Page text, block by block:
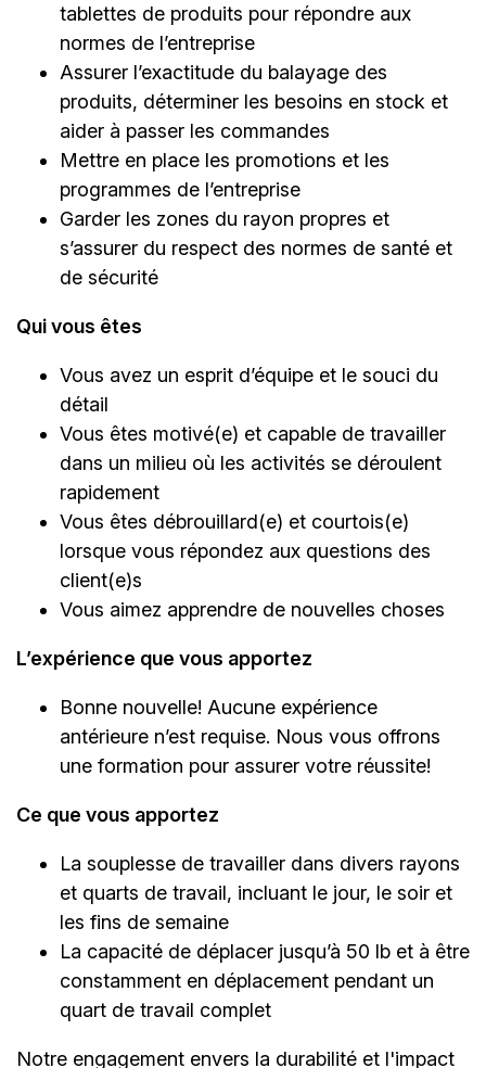
tablettes de produits pour répondre aux
normes de l’entreprise
Assurer l’exactitude du balayage des
produits, déterminer les besoins en stock et
aider à passer les commandes
Mettre en place les promotions et les
programmes de l’entreprise
Garder les zones du rayon propres et
s’assurer du respect des normes de santé et
de sécurité
Qui vous êtes
Vous avez un esprit d’équipe et le souci du
détail
Vous êtes motivé(e) et capable de travailler
dans un milieu où les activités se déroulent
rapidement
Vous êtes débrouillard(e) et courtois(e)
lorsque vous répondez aux questions des
client(e)s
Vous aimez apprendre de nouvelles choses
L’expérience que vous apportez
Bonne nouvelle! Aucune expérience
antérieure n’est requise. Nous vous offrons
une formation pour assurer votre réussite!
Ce que vous apportez
La souplesse de travailler dans divers rayons
et quarts de travail, incluant le jour, le soir et
les fins de semaine
La capacité de déplacer jusqu’à 50 lb et à être
constamment en déplacement pendant un
quart de travail complet
Notre engagement envers la durabilité et l'impact